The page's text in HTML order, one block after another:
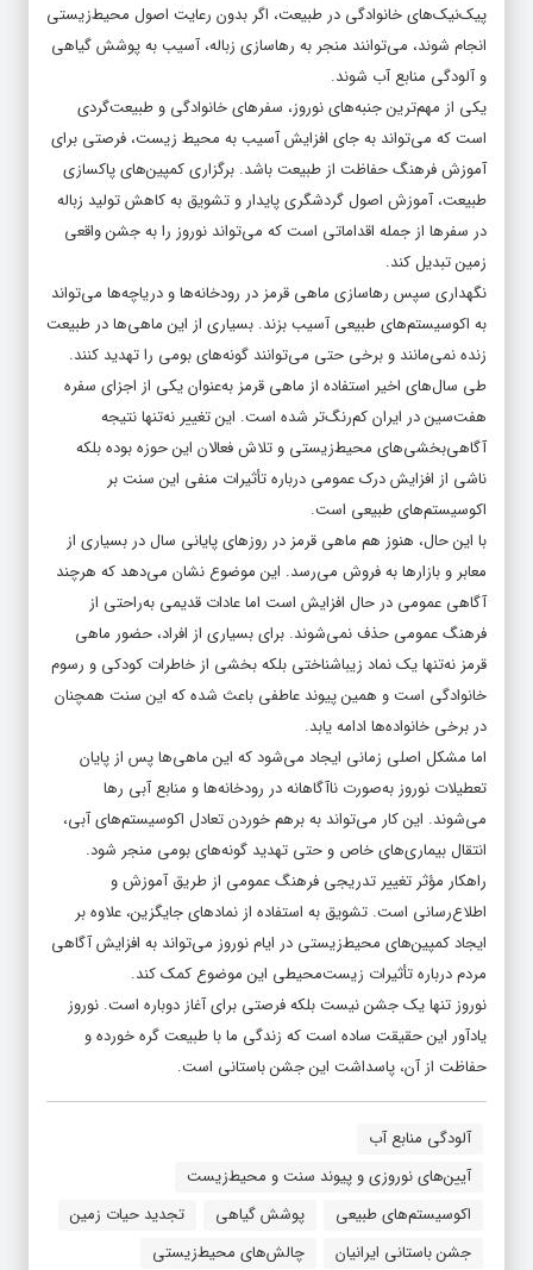
پیک‌نیک‌های خانوادگی در طبیعت، اگر بدون رعایت اصول محیط‌زیستی
انجام شوند، می‌توانند منجر به رهاسازی زباله، آسیب به پوشش گیاهی
و آلودگی منابع آب شوند.
یکی از مهم‌ترین جنبه‌های نوروز، سفرهای خانوادگی و طبیعت‌گردی
است که می‌تواند به جای افزایش آسیب به محیط‌ زیست، فرصتی برای
آموزش فرهنگ حفاظت از طبیعت باشد. برگزاری کمپین‌های پاکسازی
طبیعت، آموزش اصول گردشگری پایدار و تشویق به کاهش تولید زباله
در سفرها از جمله اقداماتی است که می‌تواند نوروز را به جشن واقعی
زمین تبدیل کند.
نگهداری سپس رهاسازی ماهی قرمز در رودخانه‌ها و دریاچه‌ها می‌تواند
به اکوسیستم‌های طبیعی آسیب بزند. بسیاری از این ماهی‌ها در طبیعت
زنده نمی‌مانند و برخی حتی می‌توانند گونه‌های بومی را تهدید کنند.
طی سال‌های اخیر استفاده از ماهی قرمز به‌عنوان یکی از اجزای سفره
هفت‌سین در ایران کم‌رنگ‌تر شده است. این تغییر نه‌تنها نتیجه
آگاهی‌بخشی‌های محیط‌زیستی و تلاش فعالان این حوزه بوده بلکه
ناشی از افزایش درک عمومی درباره تأثیرات منفی این سنت بر
اکوسیستم‌های طبیعی است.
با این حال، هنوز هم ماهی قرمز در روزهای پایانی سال در بسیاری از
معابر و بازارها به فروش می‌رسد. این موضوع نشان می‌دهد که هرچند
آگاهی عمومی در حال افزایش است اما عادات قدیمی به‌راحتی از
فرهنگ عمومی حذف نمی‌شوند. برای بسیاری از افراد، حضور ماهی
قرمز نه‌تنها یک نماد زیباشناختی بلکه بخشی از خاطرات کودکی و رسوم
خانوادگی است و همین پیوند عاطفی باعث شده که این سنت همچنان
در برخی خانواده‌ها ادامه یابد.
اما مشکل اصلی زمانی ایجاد می‌شود که این ماهی‌ها پس از پایان
تعطیلات نوروز به‌صورت ناآگاهانه در رودخانه‌ها و منابع آبی رها
می‌شوند. این کار می‌تواند به برهم خوردن تعادل اکوسیستم‌های آبی،
انتقال بیماری‌های خاص و حتی تهدید گونه‌های بومی منجر شود.
راهکار مؤثر تغییر تدریجی فرهنگ عمومی از طریق آموزش و
اطلاع‌رسانی است. تشویق به استفاده از نمادهای جایگزین، علاوه بر
ایجاد کمپین‌های محیط‌زیستی در ایام نوروز می‌تواند به افزایش آگاهی
مردم درباره تأثیرات زیست‌محیطی این موضوع کمک کند.
نوروز تنها یک جشن نیست بلکه فرصتی برای آغاز دوباره است. نوروز
یادآور این حقیقت ساده است که زندگی ما با طبیعت گره خورده و
حفاظت از آن، پاسداشت این جشن باستانی است.
آلودگی منابع آب
آیین‌های نوروزی و پیوند سنت و محیط‌زیست
اکوسیستم‌های طبیعی
پوشش گیاهی
تجدید حیات زمین
جشن باستانی ایرانیان
چالش‌های محیط‌زیستی